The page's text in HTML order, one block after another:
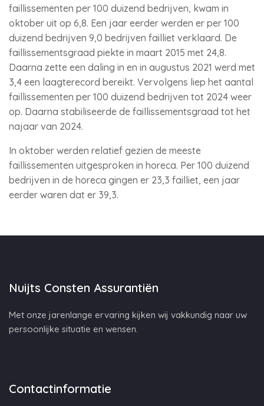
faillissementen per 100 duizend bedrijven, kwam in
oktober uit op 6,8. Een jaar eerder werden er per 100
duizend bedrijven 9,0 bedrijven failliet verklaard. De
faillissementsgraad piekte in maart 2015 met 24,8.
Daarna zette een daling in en in augustus 2021 werd met
3,4 een laagterecord bereikt. Vervolgens liep het aantal
faillissementen per 100 duizend bedrijven tot 2024 weer
op. Daarna stabiliseerde de faillissementsgraad tot het
najaar van 2024.
In oktober werden relatief gezien de meeste
faillissementen uitgesproken in horeca. Per 100 duizend
bedrijven in de horeca gingen er 23,3 failliet, een jaar
eerder waren dat er 39,3.
Nuijts Consten Assurantiën
Met onze jarenlange ervaring kijken wij vakkundig naar uw
persoonlijke situatie en wensen.
Contactinformatie